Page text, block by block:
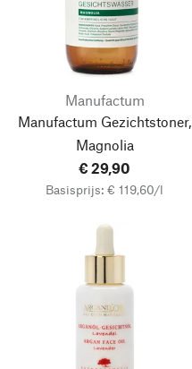
Manufactum
Manufactum Gezichtstoner,
Magnolia
€ 29,90
Basisprijs: € 119,60/l